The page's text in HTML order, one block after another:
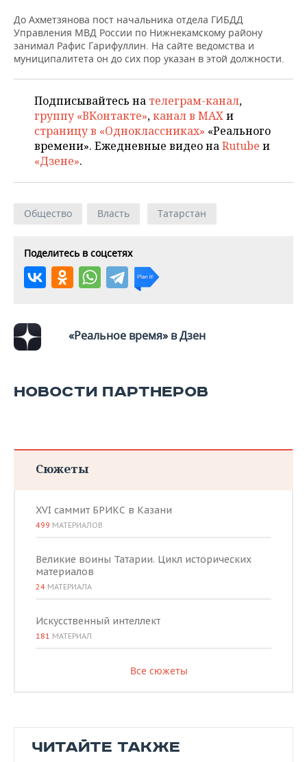
ВОЛЕЙБОЛ
ФИГУРНОЕ КАТАНИЕ
ВОДНЫЕ ВИДЫ СПОРТА
ХОККЕЙ С МЯЧОМ
ИСТОРИЯ
МЕДИЦИНА
ОБРАЗОВАНИЕ
ПРОИСШЕСТВИЯ
СПИСОК ПЕРСОН
ПОЛНАЯ ВЕРСИЯ
До Ахметзянова пост начальника отдела ГИБДД
Управления МВД России по Нижнекамскому району
занимал Рафис Гарифуллин. На сайте ведомства и
муниципалитета он до сих пор указан в этой должности.
Подписывайтесь на телеграм-канал,
группу «ВКонтакте»,канал в MAXи
страницу в «Одноклассниках» «Реального
времени». Ежедневные видео наRutube и
«Дзене».
Общество Власть Татарстан
Поделитесь в соцсетях
«Реальное время» в Дзен
НОВОСТИ ПАРТНЕРОВ
Сюжеты
XVI саммит БРИКС в Казани
499 МАТЕРИАЛОВ
Великие воины Татарии. Цикл исторических
материалов
24 МАТЕРИАЛА
Искусственный интеллект
181 МАТЕРИАЛ
Все сюжеты
ЧИТАЙТЕ ТАКЖЕ